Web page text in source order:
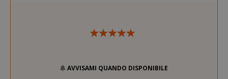
AVVISAMI QUANDO DISPONIBILE